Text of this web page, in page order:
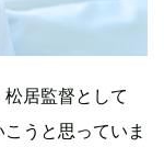
居監督として
うと思っていま